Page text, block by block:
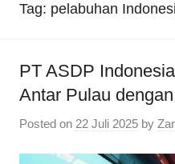
Tag: pelabuhan
PT ASDP
Antar Pulau
Posted on 22 Juli 2025 by